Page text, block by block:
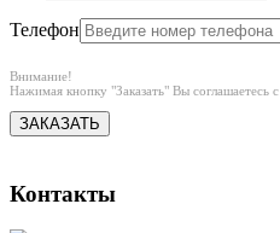
Телефон
Внимание!
Нажимая кнопку "Заказать" Вы соглашаетесь с
ЗАКАЗАТЬ
Контакты